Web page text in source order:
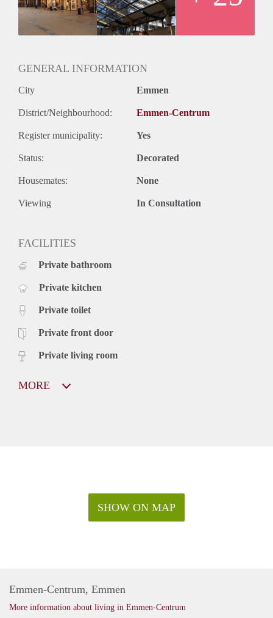
Waarborgsom € 750,-
Minimaal huurtermijn 1 jaar
Parkeervergunning aanvraag mogelijk
Voor meer informatie / volledige brochure.
GENERAL INFORMATION
City Emmen
District/Neighbourhood: Emmen-Centrum
Register municipality: Yes
Status: Decorated
Housemates: None
Viewing In Consultation
FACILITIES
Private bathroom
Private kitchen
Private toilet
Private front door
Private living room
MORE
SHOW ON MAP
Emmen-Centrum, Emmen
More information about living in Emmen-Centrum